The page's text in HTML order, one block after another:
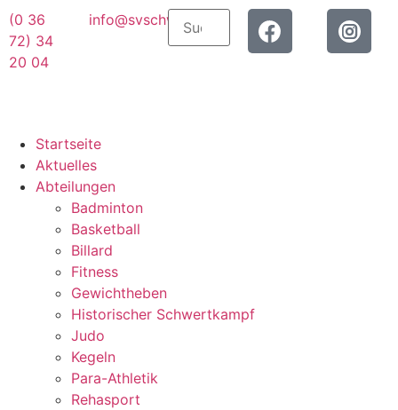
(0 36
72) 34
20 04
info@svschwarza.de
Startseite
Aktuelles
Abteilungen
Badminton
Basketball
Billard
Fitness
Gewichtheben
Historischer Schwertkampf
Judo
Kegeln
Para-Athletik
Rehasport